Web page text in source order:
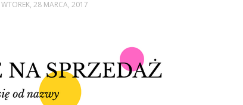
WTOREK, 28 MARCA, 2017